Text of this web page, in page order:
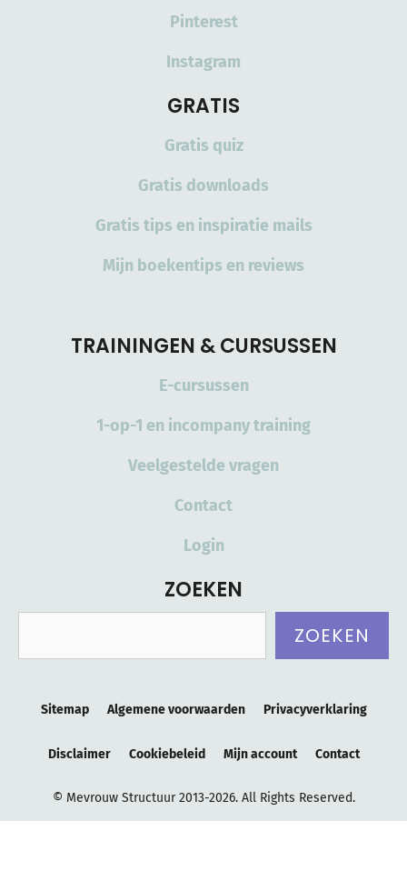
Pinterest
Instagram
GRATIS
Gratis quiz
Gratis downloads
Gratis tips en inspiratie mails
Mijn boekentips en reviews
TRAININGEN & CURSUSSEN
E-cursussen
1-op-1 en incompany training
Veelgestelde vragen
Contact
Login
ZOEKEN
ZOEKEN
Sitemap Algemene voorwaarden Privacyverklaring
Disclaimer Cookiebeleid Mijn account Contact
© Mevrouw Structuur 2013-2026. All Rights Reserved.